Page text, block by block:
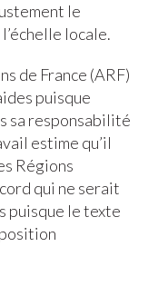
le
locale.
de France (ARF)
puisque
sa responsabilité
estime qu’il
Régions
qui ne serait
puisque le texte